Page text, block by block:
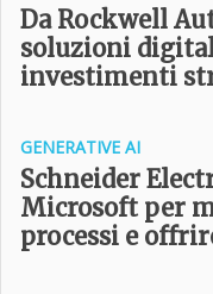
Da Rockwell
soluzioni
investimenti
GENERATIVE AI
Schneider
Microsoft per
processi e